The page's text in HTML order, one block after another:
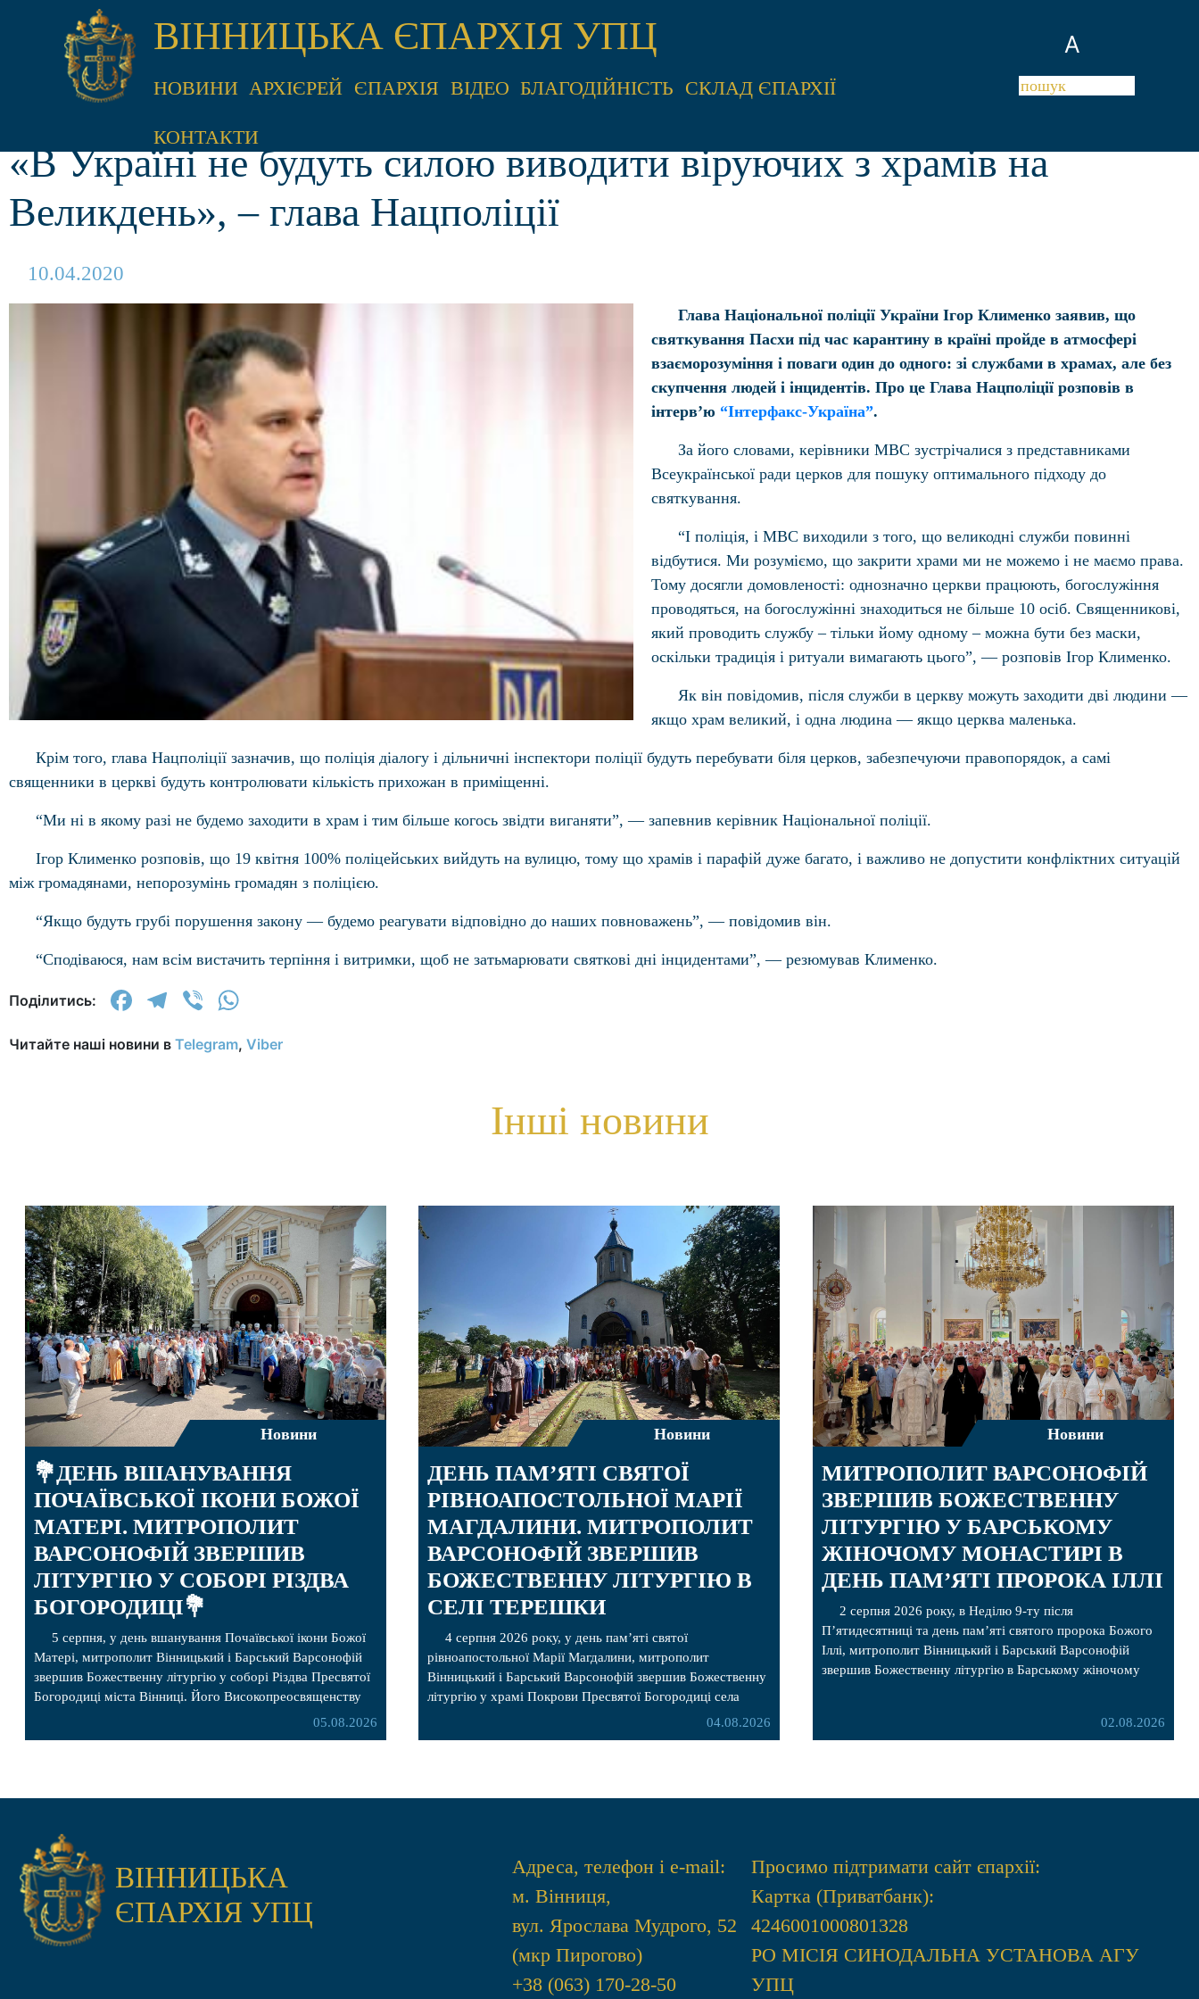
A
ВІННИЦЬКА ЄПАРХІЯ УПЦ
НОВИНИ АРХІЄРЕЙ ЄПАРХІЯ ВІДЕО БЛАГОДІЙНІСТЬ СКЛАД ЄПАРХІЇ
КОНТАКТИ
«В Україні не будуть силою виводити віруючих з храмів на
Великдень», – глава Нацполіції
10.04.2020
Глава Національної поліції України Ігор Клименко заявив, що
святкування Пасхи під час карантину в країні пройде в атмосфері
взаєморозуміння і поваги один до одного: зі службами в храмах, але без
скупчення людей і інцидентів. Про це Глава Нацполіції розповів в
інтерв’ю “Інтерфакс-Україна”.
За його словами, керівники МВС зустрічалися з представниками
Всеукраїнської ради церков для пошуку оптимального підходу до
святкування.
“І поліція, і МВС виходили з того, що великодні служби повинні
відбутися. Ми розуміємо, що закрити храми ми не можемо і не маємо права.
Тому досягли домовленості: однозначно церкви працюють, богослужіння
проводяться, на богослужінні знаходиться не більше 10 осіб. Священникові,
який проводить службу – тільки йому одному – можна бути без маски,
оскільки традиція і ритуали вимагають цього”, — розповів Ігор Клименко.
Як він повідомив, після служби в церкву можуть заходити дві людини —
якщо храм великий, і одна людина — якщо церква маленька.
Крім того, глава Нацполіції зазначив, що поліція діалогу і дільничні інспектори поліції будуть перебувати біля церков, забезпечуючи правопорядок, а самі
священники в церкві будуть контролювати кількість прихожан в приміщенні.
“Ми ні в якому разі не будемо заходити в храм і тим більше когось звідти виганяти”, — запевнив керівник Національної поліції.
Ігор Клименко розповів, що 19 квітня 100% поліцейських вийдуть на вулицю, тому що храмів і парафій дуже багато, і важливо не допустити конфліктних ситуацій
між громадянами, непорозумінь громадян з поліцією.
“Якщо будуть грубі порушення закону — будемо реагувати відповідно до наших повноважень”, — повідомив він.
“Сподіваюся, нам всім вистачить терпіння і витримки, щоб не затьмарювати святкові дні інцидентами”, — резюмував Клименко.
Поділитись: Facebook
Telegram
Viber
Читайте наші новини в Telegram, Viber
Інші новини
Новини
💐ДЕНЬ ВШАНУВАННЯ
ПОЧАЇВСЬКОЇ ІКОНИ БОЖОЇ
МАТЕРІ. МИТРОПОЛИТ
ВАРСОНОФІЙ ЗВЕРШИВ
ЛІТУРГІЮ У СОБОРІ РІЗДВА
БОГОРОДИЦІ💐
5 серпня, у день вшанування Почаївської ікони Божої
Матері, митрополит Вінницький і Барський Варсонофій
звершив Божественну літургію у соборі Різдва Пресвятої
Богородиці міста Вінниці. Його Високопреосвященству
співслужили секретар, духівник, благочинні, духовенство
05.08.2026
Новини
ДЕНЬ ПАМ’ЯТІ СВЯТОЇ
РІВНОАПОСТОЛЬНОЇ МАРІЇ
МАГДАЛИНИ. МИТРОПОЛИТ
ВАРСОНОФІЙ ЗВЕРШИВ
БОЖЕСТВЕННУ ЛІТУРГІЮ В
СЕЛІ ТЕРЕШКИ
4 серпня 2026 року, у день пам’яті святої
рівноапостольної Марії Магдалини, митрополит
Вінницький і Барський Варсонофій звершив Божественну
літургію у храмі Покрови Пресвятої Богородиці села
Терешки Барського благочиння. Перед початком04.08.2026
Новини
МИТРОПОЛИТ ВАРСОНОФІЙ
ЗВЕРШИВ БОЖЕСТВЕННУ
ЛІТУРГІЮ У БАРСЬКОМУ
ЖІНОЧОМУ МОНАСТИРІ В
ДЕНЬ ПАМ’ЯТІ ПРОРОКА ІЛЛІ
2 серпня 2026 року, в Неділю 9-ту після
Пʼятидесятниці та день пам’яті святого пророка Божого
Іллі, митрополит Вінницький і Барський Варсонофій
звершив Божественну літургію в Барському жіночому
рівноапостольної Марії Магдалини з часткою її святих
02.08.2026
ВІННИЦЬКА
ЄПАРХІЯ УПЦ
Адреса, телефон і e-mail:
м. Вінниця,
вул. Ярослава Мудрого, 52
(мкр Пирогово)
+38 (063) 170-28-50
Просимо підтримати сайт єпархії:
Картка (Приватбанк):
4246001000801328
РО МIСIЯ СИНОДАЛЬНА УСТАНОВА АГУ
УПЦ